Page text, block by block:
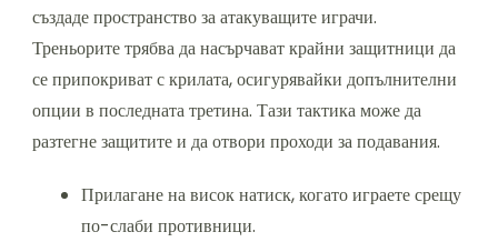
създаде пространство за атакуващите играчи.
Треньорите трябва да насърчават крайни защитници да
се припокриват с крилата, осигурявайки допълнителни
опции в последната третина. Тази тактика може да
разтегне защитите и да отвори проходи за подавания.
Прилагане на висок натиск, когато играете срещу
по-слаби противници.